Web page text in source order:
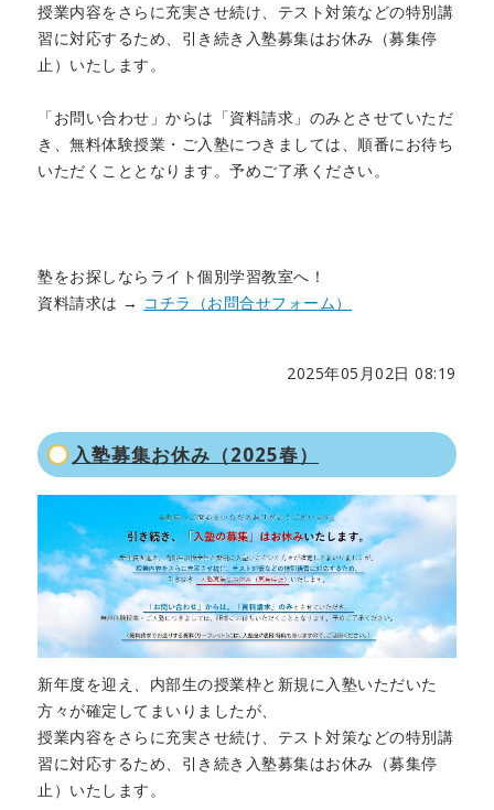
授業内容をさらに充実させ続け、テスト対策などの特別講
習に対応するため、引き続き入塾募集はお休み（募集停
止）いたします。
「お問い合わせ」からは「資料請求」のみとさせていただ
き、無料体験授業・ご入塾につきましては、順番にお待ち
いただくこととなります。予めご了承ください。
塾をお探しならライト個別学習教室へ！
資料請求は → コチラ（お問合せフォーム）
2025年05月02日 08:19
入塾募集お休み（2025春）
新年度を迎え、内部生の授業枠と新規に入塾いただいた
方々が確定してまいりましたが、
授業内容をさらに充実させ続け、テスト対策などの特別講
習に対応するため、引き続き入塾募集はお休み（募集停
止）いたします。